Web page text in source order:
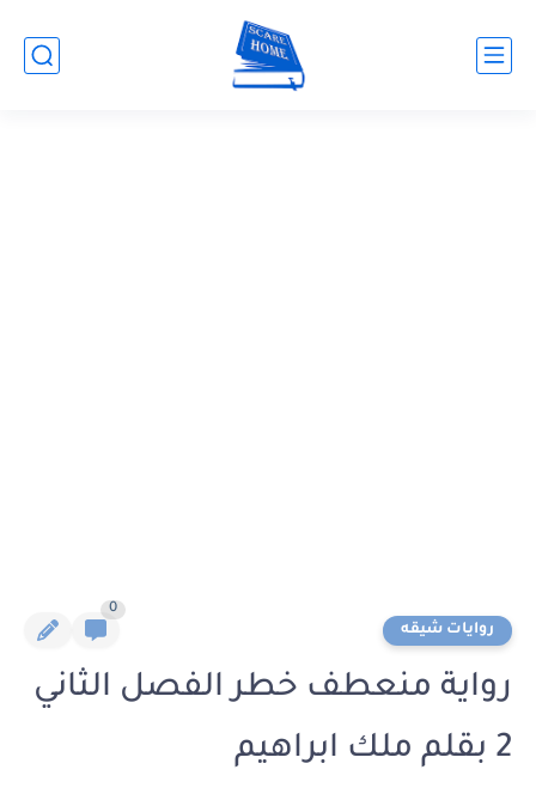
روايات شيقه
0
رواية منعطف خطر الفصل الثاني
2 بقلم ملك ابراهيم